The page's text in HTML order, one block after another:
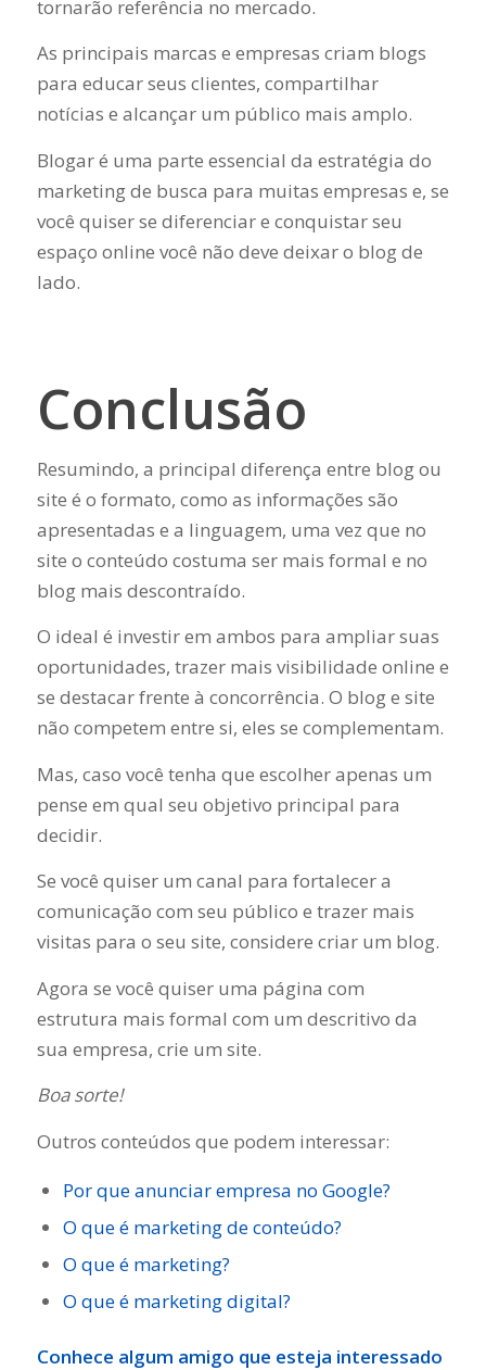
tornarão referência no mercado.
As principais marcas e empresas criam blogs
para educar seus clientes, compartilhar
notícias e alcançar um público mais amplo.
Blogar é uma parte essencial da estratégia do
marketing de busca para muitas empresas e, se
você quiser se diferenciar e conquistar seu
espaço online você não deve deixar o blog de
lado.
Conclusão
Resumindo, a principal diferença entre blog ou
site é o formato, como as informações são
apresentadas e a linguagem, uma vez que no
site o conteúdo costuma ser mais formal e no
blog mais descontraído.
O ideal é investir em ambos para ampliar suas
oportunidades, trazer mais visibilidade online e
se destacar frente à concorrência. O blog e site
não competem entre si, eles se complementam.
Mas, caso você tenha que escolher apenas um
pense em qual seu objetivo principal para
decidir.
Se você quiser um canal para fortalecer a
comunicação com seu público e trazer mais
visitas para o seu site, considere criar um blog.
Agora se você quiser uma página com
estrutura mais formal com um descritivo da
sua empresa, crie um site.
Boa sorte!
Outros conteúdos que podem interessar:
Por que anunciar empresa no Google?
O que é marketing de conteúdo?
O que é marketing?
O que é marketing digital?
Conhece algum amigo que esteja interessado